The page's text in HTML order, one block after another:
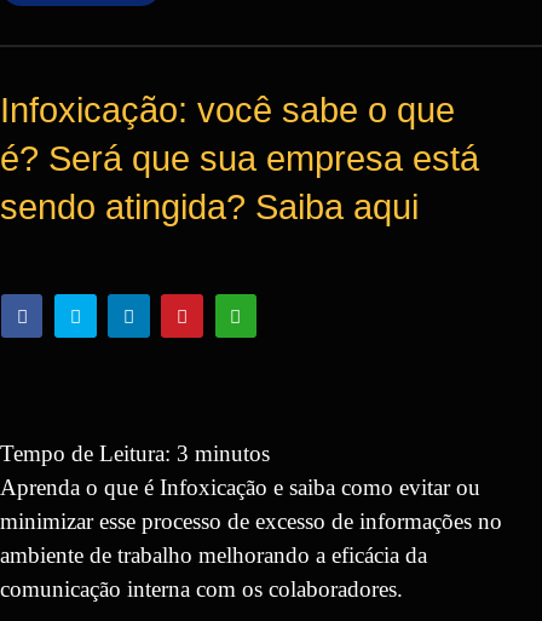
Infoxicação: você sabe o que
é? Será que sua empresa está
sendo atingida? Saiba aqui
Tempo de Leitura: 3 minutos
Aprenda o que é Infoxicação e saiba como evitar ou
minimizar esse processo de excesso de informações no
ambiente de trabalho melhorando a eficácia da
comunicação interna com os colaboradores.